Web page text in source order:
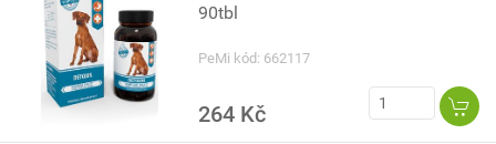
90tbl
PeMi kód: 662117
264 Kč